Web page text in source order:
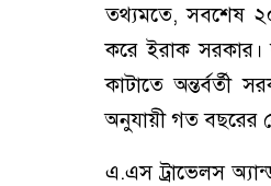
তথ্যমতে, সবশেষ
করে ইরাক সরকার।
কাটাতে
অনুযায়ী গত বছরের
এ.এস ট্রাভেলস